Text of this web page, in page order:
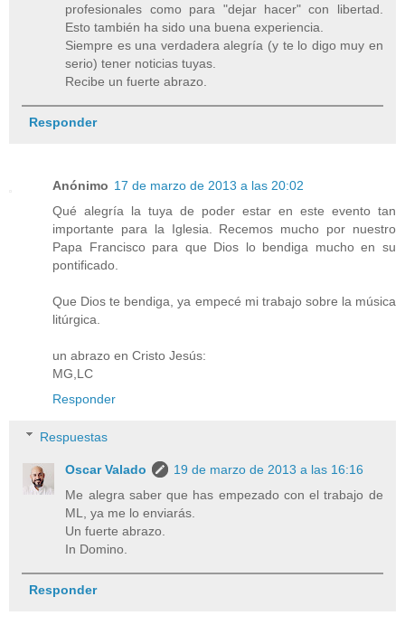
profesionales como para "dejar hacer" con libertad.
Esto también ha sido una buena experiencia.
Siempre es una verdadera alegría (y te lo digo muy en
serio) tener noticias tuyas.
Recibe un fuerte abrazo.
Responder
Anónimo 17 de marzo de 2013 a las 20:02
Qué alegría la tuya de poder estar en este evento tan
importante para la Iglesia. Recemos mucho por nuestro
Papa Francisco para que Dios lo bendiga mucho en su
pontificado.
Que Dios te bendiga, ya empecé mi trabajo sobre la música
litúrgica.
un abrazo en Cristo Jesús:
MG,LC
Responder
Respuestas
Oscar Valado
19 de marzo de 2013 a las 16:16
Me alegra saber que has empezado con el trabajo de
ML, ya me lo enviarás.
Un fuerte abrazo.
In Domino.
Responder